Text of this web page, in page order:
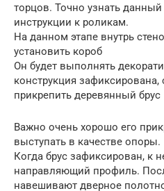
торцов. Точно узнать
инструкции к роликам.
На данном этапе внутрь
установить короб
Он будет выполнять
конструкция зафиксирована,
прикрепить деревянный брус
Важно очень хорошо его
выступать в качестве опоры.
Когда брус зафиксирован, к
направляющий профиль.
навешивают дверное